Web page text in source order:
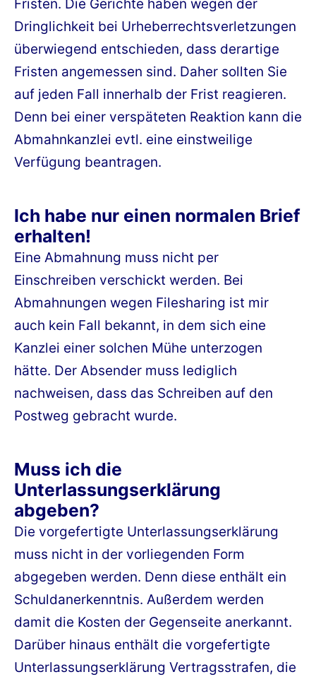
Fristen. Die Gerichte haben wegen der
Dringlichkeit bei Urheberrechtsverletzungen
überwiegend entschieden, dass derartige
Fristen angemessen sind. Daher sollten Sie
auf jeden Fall innerhalb der Frist reagieren.
Denn bei einer verspäteten Reaktion kann die
Abmahnkanzlei evtl. eine einstweilige
Verfügung beantragen.
Ich habe nur einen normalen Brief
erhalten!
Eine Abmahnung muss nicht per
Einschreiben verschickt werden. Bei
Abmahnungen wegen Filesharing ist mir
auch kein Fall bekannt, in dem sich eine
Kanzlei einer solchen Mühe unterzogen
hätte. Der Absender muss lediglich
nachweisen, dass das Schreiben auf den
Postweg gebracht wurde.
Muss ich die
Unterlassungserklärung
abgeben?
Die vorgefertigte Unterlassungserklärung
muss nicht in der vorliegenden Form
abgegeben werden. Denn diese enthält ein
Schuldanerkenntnis. Außerdem werden
damit die Kosten der Gegenseite anerkannt.
Darüber hinaus enthält die vorgefertigte
Unterlassungserklärung Vertragsstrafen, die